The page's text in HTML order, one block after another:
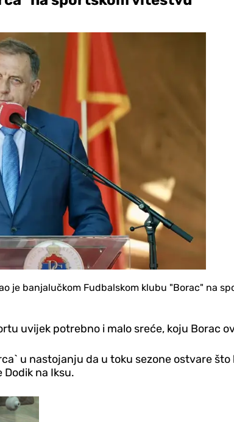
je banjalučkom Fudbalskom klubu "Borac" na
uvijek potrebno i malo sreće, koju Borac
u nastojanju da u toku sezone ostvare
Dodik na Iksu.